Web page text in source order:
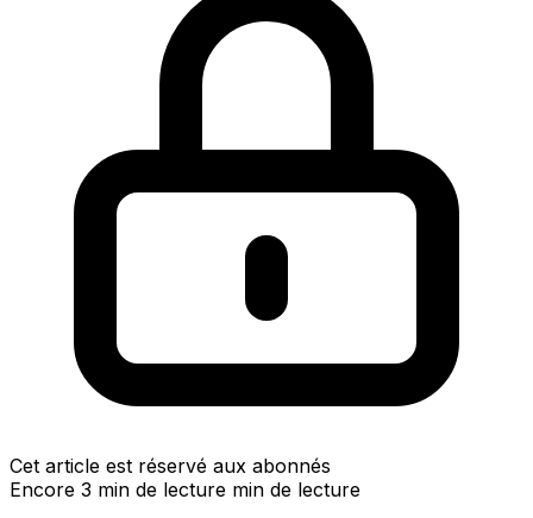
Cet article est réservé aux abonnés
Encore 3 min de lecture min de lecture